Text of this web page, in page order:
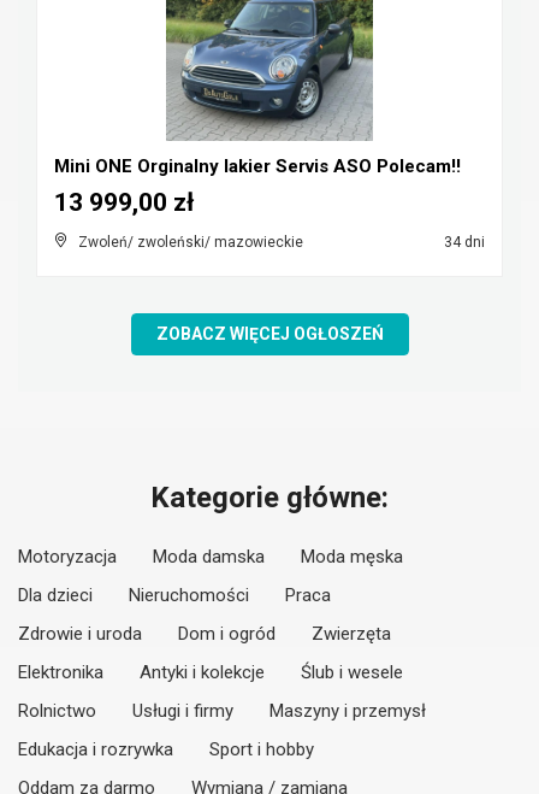
Mini ONE Orginalny lakier Servis ASO Polecam!!
Zwoleń/ zwoleński/ mazowieckie 34 dni
13 999,00 zł
ZOBACZ WIĘCEJ OGŁOSZEŃ
Kategorie główne:
Motoryzacja Moda damska
Moda męska
Dla dzieci
Nieruchomości
Praca
Zdrowie i uroda
Dom i ogród
Zwierzęta
Elektronika
Antyki i kolekcje
Ślub i wesele
Rolnictwo
Usługi i firmy
Maszyny i przemysł
Edukacja i rozrywka
Sport i hobby
Oddam za darmo
Wymiana / zamiana